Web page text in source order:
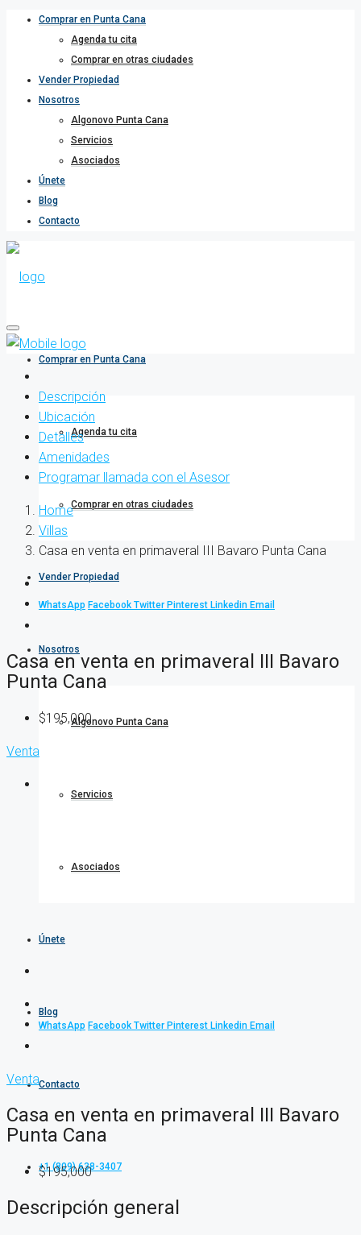
Comprar en Punta Cana
Agenda tu cita
Comprar en otras ciudades
Vender Propiedad
Nosotros
Algonovo Punta Cana
Servicios
Asociados
Únete
Blog
Contacto
Comprar en Punta Cana
Agenda tu cita
Comprar en otras ciudades
Vender Propiedad
Nosotros
Algonovo Punta Cana
Servicios
Asociados
Únete
Blog
Contacto
+1 (809) 638-3407
Descripción
Ubicación
Detalles
Amenidades
Programar llamada con el Asesor
Home
Villas
Casa en venta en primaveral III Bavaro Punta Cana
WhatsApp Facebook Twitter Pinterest Linkedin Email
Casa en venta en primaveral III Bavaro
Punta Cana
$195,000
Venta
WhatsApp Facebook Twitter Pinterest Linkedin Email
Venta
Casa en venta en primaveral III Bavaro
Punta Cana
$195,000
Descripción general